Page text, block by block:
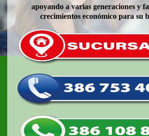
apoyando a varias generaciones y
crecimientos económico para su